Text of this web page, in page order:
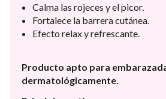
Calma las rojeces y el picor.
Fortalece la barrera cutánea.
Efecto relax y refrescante.
Producto apto para
dermatológicamente.